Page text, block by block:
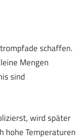
schaffen.
Mengen
sind
wird später
hohe Temperaturen